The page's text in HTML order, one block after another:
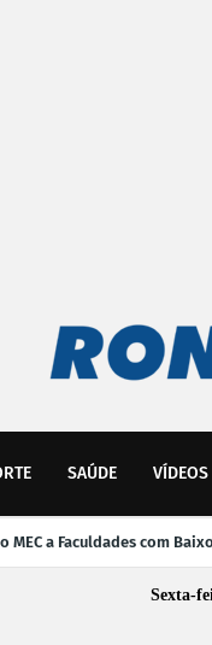
SAÚDE VÍDEOS
MEC a Faculdades com
Sexta-